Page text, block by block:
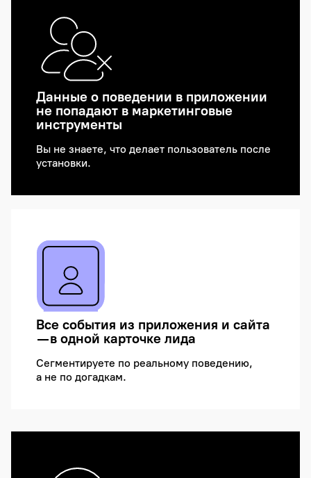
Данные о поведении в приложении
не попадают в маркетинговые
инструменты
Вы не знаете, что делает пользователь после
установки.
Все события из приложения и сайта
— в одной карточке лида
Сегментируете по реальному поведению,
а не по догадкам.